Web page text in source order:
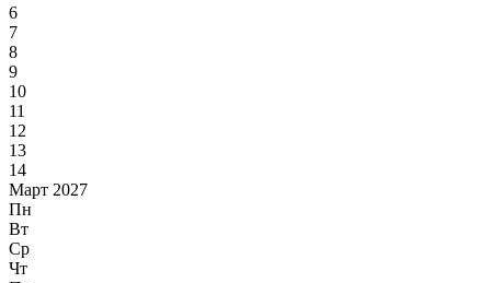
6
7
8
9
10
11
12
13
14
Март 2027
Пн
Вт
Ср
Чт